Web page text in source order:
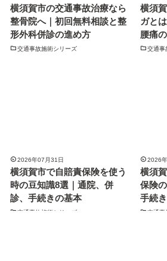
横須賀市の交通事故治療なら
整骨院へ｜初回無料相談と整
形外科併診の進め方
交通事故施術シリーズ
横須
ガと
腰痛
交通事
2026年07月31日
横須賀市で自賠責保険を使う
時の豆知識8選｜通院、併
診、手続きの基本
交通事故施術シリーズ
2026
横須
保険
手続
交通事